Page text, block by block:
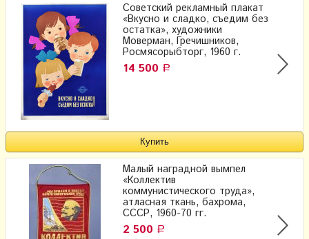
Советский рекламный плакат
«Вкусно и сладко, съедим без
остатка», художники
Моверман, Гречишников,
Росмясорыбторг, 1960 г.
14 500 Р
Малый наградной вымпел
«Коллектив
коммунистического труда»,
атласная ткань, бахрома,
СССР, 1960-70 гг.
2 500 Р